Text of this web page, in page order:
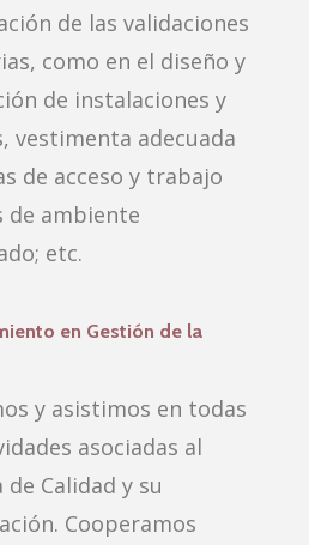
de las validaciones
como en el diseño y
de instalaciones y
vestimenta adecuada
de acceso y trabajo
de ambiente
etc.
en Gestión de la
y asistimos en todas
asociadas al
de Calidad y su
Cooperamos